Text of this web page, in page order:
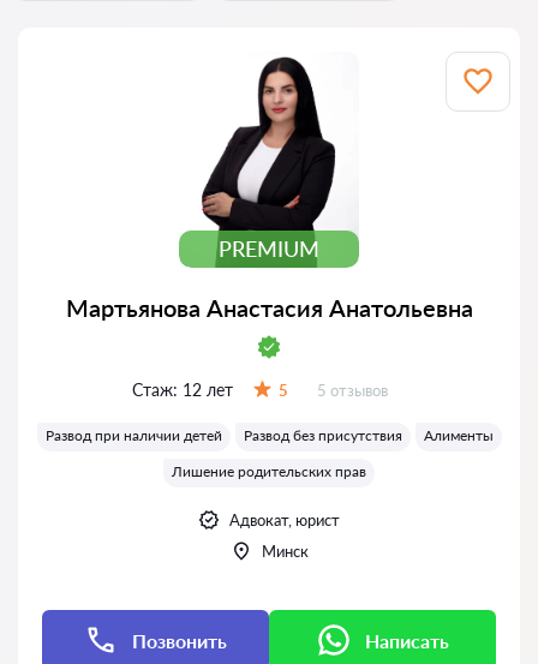
PREMIUM
Мартьянова Анастасия Анатольевна
Стаж: 12 лет 5 Отзывов:
5 отзывов
Развод при наличии детей Развод без присутствия
Алименты
Лишение родительских прав
Адвокат, юрист
Минск
Позвонить Написать